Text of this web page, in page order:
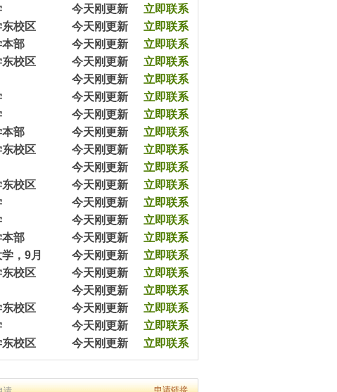
3小时前杨女士预约王教员（2054079）
5小时前沈女士预约方教员（2303090）
5小时前严先生预约李教员（2432320）
8小时前黄女士预约马教员（2365670）
12小时前黎先生预约余教员（2343050）
7分钟前平女士预约王教员（2003070）
20分钟前高先生预约张教员（2403650）
45分钟前涂先生预约余教员（2033065）
57分钟前王女士预约杨教员（2543540）
1小时前陈女士预约严教员（2054060）
3小时前杨女士预约王教员（2054079）
5小时前沈女士预约方教员（2303090）
5小时前严先生预约李教员（2432320）
8小时前黄女士预约马教员（2365670）
12小时前黎先生预约余教员（2343050）
7分钟前平女士预约王教员（2003070）
20分钟前高先生预约张教员（2403650）
45分钟前涂先生预约余教员（2033065）
57分钟前王女士预约杨教员（2543540）
1小时前陈女士预约严教员（2054060）
3小时前杨女士预约王教员（2054079）
5小时前沈女士预约方教员（2303090）
5小时前严先生预约李教员（2432320）
8小时前黄女士预约马教员（2365670）
12小时前黎先生预约余教员（2343050）
7分钟前平女士预约王教员（2003070）
45分钟前涂先生预约余教员（2033065）
今天刚更新
立即联系
校区 今天刚更新
立即联系
部 今天刚更新
立即联系
校区 今天刚更新
立即联系
今天刚更新
立即联系
今天刚更新
立即联系
今天刚更新
立即联系
部 今天刚更新
立即联系
校区 今天刚更新
立即联系
今天刚更新
立即联系
校区 今天刚更新
立即联系
今天刚更新
立即联系
今天刚更新
立即联系
部 今天刚更新
立即联系
，9月 今天刚更新
立即联系
校区 今天刚更新
立即联系
今天刚更新
立即联系
校区 今天刚更新
立即联系
今天刚更新
立即联系
校区 今天刚更新 立即联系
申请链接